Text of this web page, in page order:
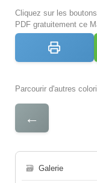
Cliquez sur les
PDF gratuitement ce
Parcourir d'autres
←
🗃 Galerie